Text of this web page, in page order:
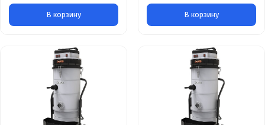
В корзину В корзину